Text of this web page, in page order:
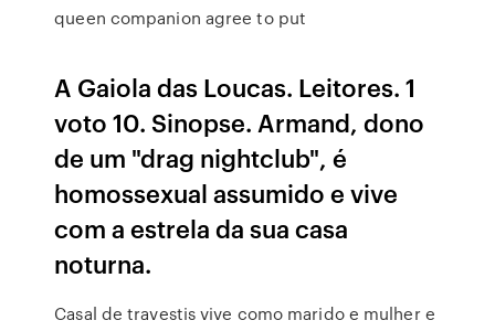
queen companion agree to put
A Gaiola das Loucas. Leitores. 1
voto 10. Sinopse. Armand, dono
de um "drag nightclub", é
homossexual assumido e vive
com a estrela da sua casa
noturna.
Casal de travestis vive como marido e mulher e